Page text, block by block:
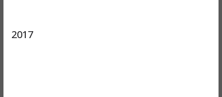
2017